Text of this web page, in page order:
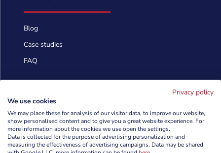
Blog
Case studies
FAQ
 info@cyberforces.com
 +48 505 372 810
Privacy policy
We use cookies
We may place these for analysis of our visitor data, to improve our website,
show personalised content and to give you a great website experience. For
more information about the cookies we use open the settings.
Data is collected for the purpose of advertising personalization and
measuring the effectiveness of advertising campaigns. Data may be shared